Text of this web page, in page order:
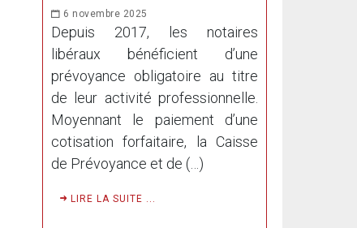
6 novembre 2025
Depuis 2017, les notaires
libéraux bénéficient d’une
prévoyance obligatoire au titre
de leur activité professionnelle.
Moyennant le paiement d’une
cotisation forfaitaire, la Caisse
de Prévoyance et de (…)
LIRE LA SUITE ...